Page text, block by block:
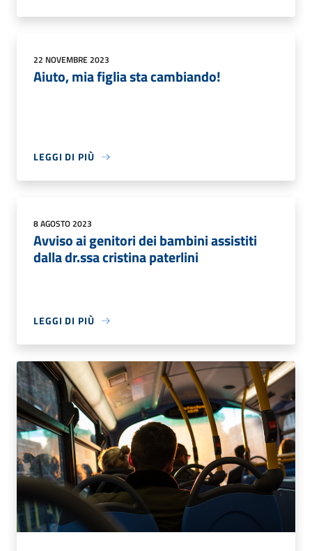
22 NOVEMBRE 2023
Aiuto, mia figlia sta cambiando!
LEGGI DI PIÙ
8 AGOSTO 2023
Avviso ai genitori dei bambini assistiti
dalla dr.ssa cristina paterlini
LEGGI DI PIÙ